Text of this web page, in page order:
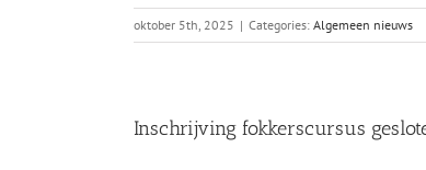
oktober 5th, 2025 | Categories: Algemeen nieuws
Inschrijving fokkerscursus